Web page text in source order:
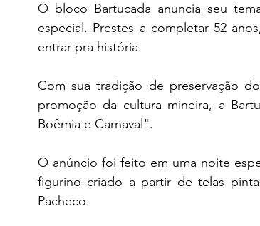
O bloco Bartucada anuncia seu
especial. Prestes a completar 52
entrar pra história.
Com sua tradição de preservação
promoção da cultura mineira, a
Boêmia e Carnaval".
O anúncio foi feito em uma noite
figurino criado a partir de telas
Pacheco.